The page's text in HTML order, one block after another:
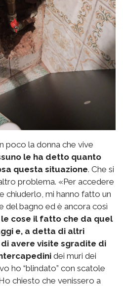
poco la donna che vive
le ha detto quanto
questa situazione. Che si
problema. «Per accedere
chiuderlo, mi hanno fatto un
del bagno ed è ancora così
cose il fatto che da quel
e, a detta di altri
avere visite sgradite di
dei muri dei
ho “blindato” con scatole
chiesto che venissero a